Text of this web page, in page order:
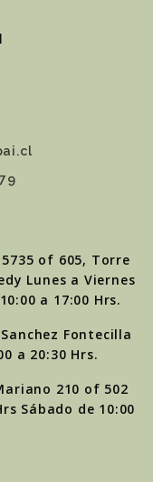
of 605, Torre
Lunes a Viernes
a 17:00 Hrs.
Fontecilla
a 20:30 Hrs.
210 of 502
Sábado de 10:00